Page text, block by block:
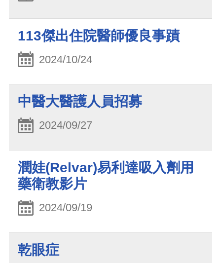
113傑出住院醫師優良事蹟
2024/10/24
中醫大醫護人員招募
2024/09/27
潤娃(Relvar)易利達吸入劑用
藥衛教影片
2024/09/19
乾眼症